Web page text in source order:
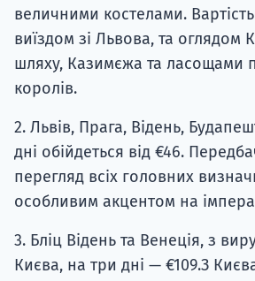
величними костелами. Вартість
виїздом зі Львова, та оглядом
шляху, Казимєжа та ласощами
королів.
2. Львів, Прага, Відень,
дні обійдеться від €46.
перегляд всіх головних
особливим акцентом на
3. Бліц Відень та Венеція, з
Києва, на три дні — €109.З